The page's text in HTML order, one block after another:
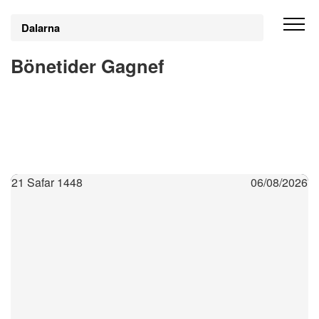
Dalarna
Bönetider Gagnef
21 Safar 1448 06/08/2026